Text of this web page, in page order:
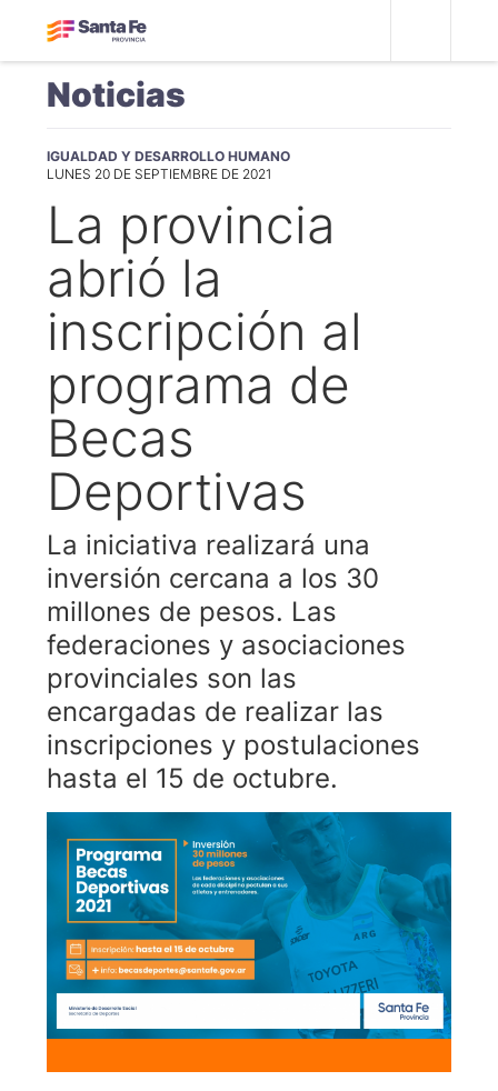
Noticias
IGUALDAD Y DESARROLLO HUMANO
LUNES 20 DE SEPTIEMBRE DE 2021
La provincia
abrió la
inscripción al
programa de
Becas
Deportivas
La iniciativa realizará una
inversión cercana a los 30
millones de pesos. Las
federaciones y asociaciones
provinciales son las
encargadas de realizar las
inscripciones y postulaciones
hasta el 15 de octubre.